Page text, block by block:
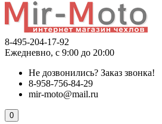
8-495-204-17-92
Ежедневно, с 9:00 до 20:00
Не дозвонились? Заказ звонка!
8-958-756-84-29
mir-moto@mail.ru
0